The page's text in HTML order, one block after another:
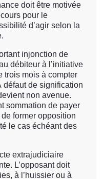
doit être motivée
pour le
d’agir selon la
injonction de
débiteur à l’initiative
trois mois à compter
défaut de signification
non avenue.
sommation de payer
former opposition
le cas échéant des
extrajudiciaire
L’opposant doit
à l’huissier ou à